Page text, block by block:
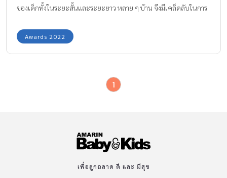
ของเด็กทั้งในระยะสั้นและระยะยาว หลาย ๆ บ้าน จึงมีเคล็ดลับในการ
อาหารมากขึ้น ทั้งนี้ ซอสปรุงรสสำหรับเด็ก ถือเป็นอีกหนึ่งไอเทมที่ช่วย
ให้เจ้าตัวเล็กกินอาหารได้อร่อยขึ้น อย่างไรก็ตามการปรุงรสอาหาร
ระบบย่อยอาหารยังทำงานได้ไม่เต็มที่ ทำให้การใช้เครื่องปรุงทั่วไปอาจ
เช่น โซเดียม ผงชูรส และสารสังเคราะห์อื่น ๆ ดังนั้นการเลือก ซอสปรุง
รสสำหรับเด็ก จึงต้องค่อนข้างละเอียดกว่าการเลือกเครื่องปรุงแบบ
ต่อลูกน้อยในระยะยาว ซึ่ง ซอสปรุงรสสำหรับเด็ก ไม่ควรผสมผงชูรส
Awards 2022
1
เพื่อลูกฉลาด ดี และ มีสุข